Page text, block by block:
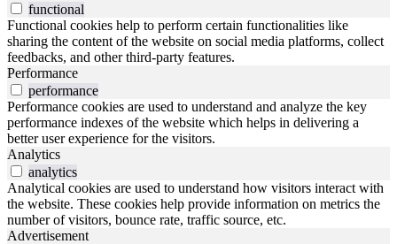
functional
Functional cookies help to perform certain functionalities like
sharing the content of the website on social media platforms, collect
feedbacks, and other third-party features.
Performance
performance
Performance cookies are used to understand and analyze the key
performance indexes of the website which helps in delivering a
better user experience for the visitors.
Analytics
analytics
Analytical cookies are used to understand how visitors interact with
the website. These cookies help provide information on metrics the
number of visitors, bounce rate, traffic source, etc.
Advertisement